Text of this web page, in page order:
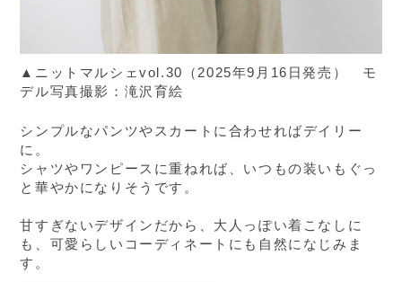
▲ニットマルシェvol.30（2025年9月16日発売） モ
デル写真撮影：滝沢育絵
シンプルなパンツやスカートに合わせればデイリー
に。
シャツやワンピースに重ねれば、いつもの装いもぐっ
と華やかになりそうです。
甘すぎないデザインだから、大人っぽい着こなしに
も、可愛らしいコーディネートにも自然になじみま
す。